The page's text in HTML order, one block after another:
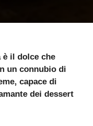
il dolce che
un connubio di
capace di
dei dessert